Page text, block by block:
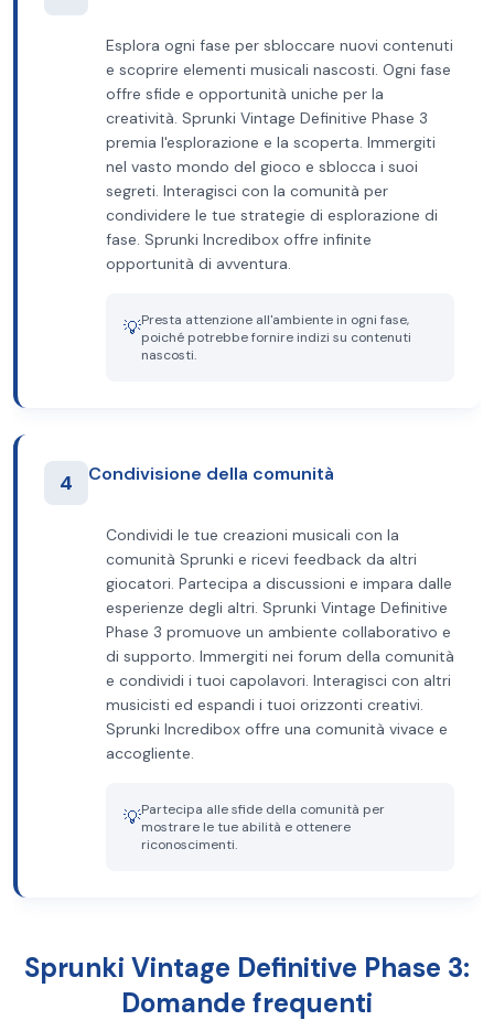
Esplora ogni fase per sbloccare nuovi contenuti
e scoprire elementi musicali nascosti. Ogni fase
offre sfide e opportunità uniche per la
creatività. Sprunki Vintage Definitive Phase 3
premia l'esplorazione e la scoperta. Immergiti
nel vasto mondo del gioco e sblocca i suoi
segreti. Interagisci con la comunità per
condividere le tue strategie di esplorazione di
fase. Sprunki Incredibox offre infinite
opportunità di avventura.
💡Presta attenzione all'ambiente in ogni fase,
poiché potrebbe fornire indizi su contenuti
nascosti.
4 Condivisione della comunità
Condividi le tue creazioni musicali con la
comunità Sprunki e ricevi feedback da altri
giocatori. Partecipa a discussioni e impara dalle
esperienze degli altri. Sprunki Vintage Definitive
Phase 3 promuove un ambiente collaborativo e
di supporto. Immergiti nei forum della comunità
e condividi i tuoi capolavori. Interagisci con altri
musicisti ed espandi i tuoi orizzonti creativi.
Sprunki Incredibox offre una comunità vivace e
accogliente.
💡Partecipa alle sfide della comunità per
mostrare le tue abilità e ottenere
riconoscimenti.
Sprunki Vintage Definitive Phase 3:
Domande frequenti